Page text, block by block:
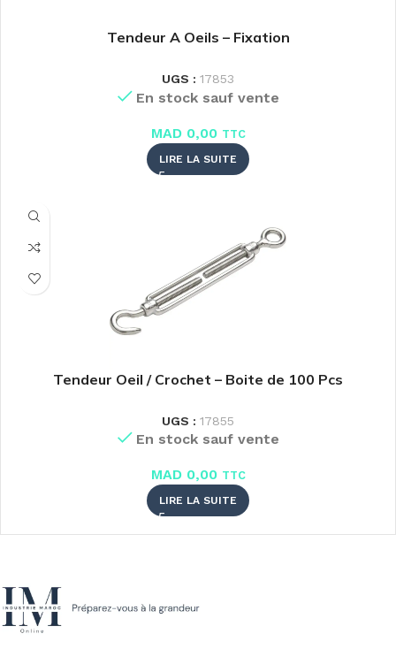
Tendeur A Oeils – Fixation
UGS : 17853
En stock sauf vente
MAD0,00 TTC
LIRE LA SUITE
Tendeur Oeil / Crochet – Boite de 100 Pcs
UGS : 17855
En stock sauf vente
MAD0,00 TTC
LIRE LA SUITE